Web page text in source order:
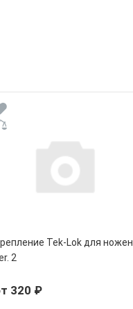
Tek-Lok для ножен
2
320 ₽